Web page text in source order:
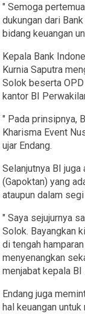
" Semoga
dukungan dari
bidang keuangan
Kepala Bank
Kurnia Saputra
Solok beserta
kantor BI
" Pada prinsipnya,
Kharisma Event
ujar Endang.
Selanjutnya BI juga
(Gapoktan) yang
ataupun dalam segi
" Saya sejujurnya
Solok. Bayangkan
di tengah
menyenangkan
menjabat kepala BI
Endang juga
hal keuangan